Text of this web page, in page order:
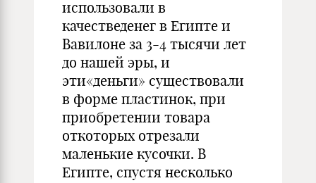
использовали в
качестведенег в Египте и
Вавилоне за 3-4 тысячи лет
до нашей эры, и
эти«деньги» существовали
в форме пластинок, при
приобретении товара
откоторых отрезали
маленькие кусочки. В
Египте, спустя несколько